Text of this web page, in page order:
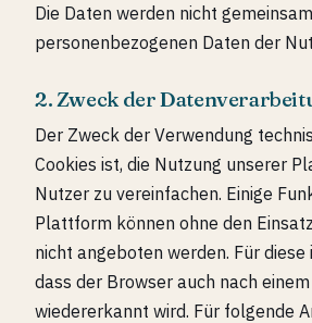
Die Daten werden nicht
personenbezogenen Daten der
2. Zweck der
Der Zweck der Verwendung
Cookies ist, die Nutzung unserer
Nutzer zu vereinfachen. Einige
Plattform können ohne den
nicht angeboten werden. Für
dass der Browser auch nach
wiedererkannt wird. Für folgende